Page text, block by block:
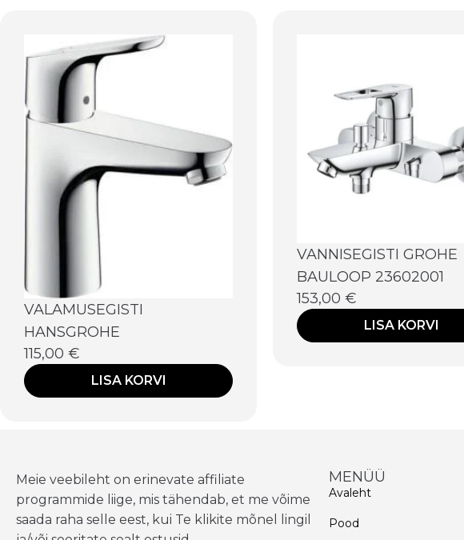
VALAMUSEGISTI
HANSGROHE
115,00 €
LISA KORVI
VANNISEGISTI GROHE
BAULOOP 23602001
153,00 €
LISA KORVI
Meie veebileht on erinevate affiliate
programmide liige, mis tähendab, et me võime
saada raha selle eest, kui Te klikite mõnel lingil
MENÜÜ
Avaleht
Pood